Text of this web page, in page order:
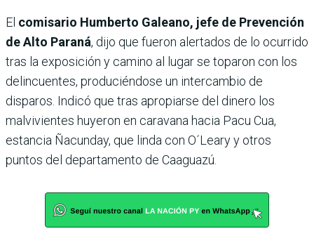
El comisario Humberto Galeano, jefe de Prevención
de Alto Paraná, dijo que fueron alertados de lo ocurrido
tras la exposición y camino al lugar se toparon con los
delincuentes, produciéndose un intercambio de
disparos. Indicó que tras apropiarse del dinero los
malvivientes huyeron en caravana hacia Pacu Cua,
estancia Ñacunday, que linda con O´Leary y otros
puntos del departamento de Caaguazú.